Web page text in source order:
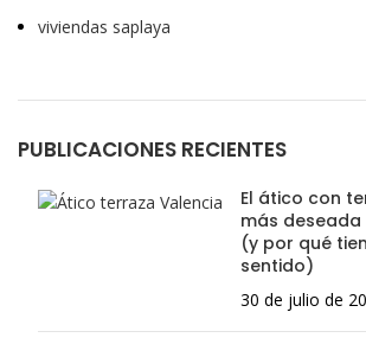
viviendas saplaya
PUBLICACIONES RECIENTES
El ático con
más
(y por qué
sentido)
30 de julio de